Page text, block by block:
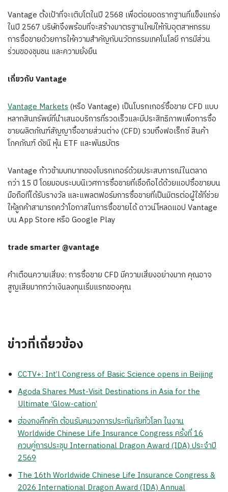
Vantage ตั้งเป้าที่จะเติบโตในปี 2568 เพื่อต่อยอดรากฐานที่แข็งแกร่ง
ในปี 2567 บริษัทจึงพร้อมที่จะสร้างมาตรฐานใหม่ให้กับอุตสาหกรรม
การซื้อขายด้วยการให้ความสำคัญกับนวัตกรรมเทคโนโลยี การมีส่วน
ร่วมของชุมชน และความยั่งยืน
เกี่ยวกับ Vantage
Vantage Markets(หรือ Vantage) เป็นโบรกเกอร์ซื้อขาย CFD แบบ
หลากสินทรัพย์ที่นำเสนอบริการที่รวดเร็วและมีประสิทธิภาพเพื่อการซื้อ
ขายผลิตภัณฑ์สัญญาซื้อขายส่วนต่าง (CFD) รวมถึงฟอเร็กซ์ สินค้า
โภคภัณฑ์ ดัชนี หุ้น ETF และพันธบัตร
Vantage ก้าวข้ามบทบาทของโบรกเกอร์ด้วยประสบการณ์ในตลาด
กว่า 15 ปี โดยมอบระบบนิเวศการซื้อขายที่เชื่อถือได้ด้วยแอปซื้อขายบน
มือถือที่ได้รับรางวัล และแพลตฟอร์มการซื้อขายที่เป็นมิตรต่อผู้ใช้ที่ช่วย
ให้ลูกค้าสามารถคว้าโอกาสในการซื้อขายได้ ดาวน์โหลดแอป Vantage
บน App Store หรือ Google Play
trade smarter @vantage
คำเตือนความเสี่ยง: การซื้อขาย CFD มีความเสี่ยงอย่างมาก คุณอาจ
สูญเสียมากกว่าเงินลงทุนเริ่มแรกของคุณ
ข่าวที่เกี่ยวข้อง
CCTV+: Int’l Congress of Basic Science opens in Beijing
Agoda Shares Must-Visit Destinations in Asia for the
Ultimate ‘Glow-cation’
ฮ่องกงคึกคัก ต้อนรับคนวงการประกันภัยทั่วโลก ในงาน
Worldwide Chinese Life Insurance Congress ครั้งที่ 16
ควบคู่การประชุม International Dragon Award (IDA) ประจำปี
2569
The 16th Worldwide Chinese Life Insurance Congress &
2026 International Dragon Award (IDA) Annual